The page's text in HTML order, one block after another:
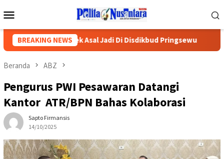
ke
Mobile
BREAKING NEWS
Dugaan Proyek Asal Jadi Di Disdikbud Pringsewu
Beranda ABZ
Pengurus PWI Pesawaran Datangi
Kantor ATR/BPN Bahas Kolaborasi
Sapto Firmansis
14/10/2025